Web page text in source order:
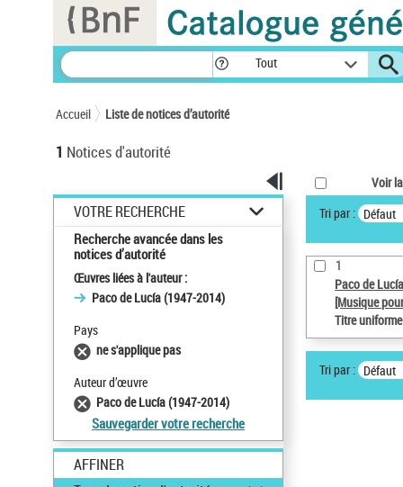
Tout
Accueil Liste de notices d’autorité
1 Notices d'autorité
VOTRE RECHERCHE
Recherche avancée dans les
notices d’autorité
Œuvres liées à l'auteur :
Paco de Lucía (1947-2014)
Pays
ne s'applique pas
Auteur d’œuvre
Paco de Lucía (1947-2014)
Sauvegarder votre recherche
AFFINER
Voir
Tri par : Défaut
1
Paco de
[Musique
Titre
Tri par : Défaut
Panneau de gestion des cookies